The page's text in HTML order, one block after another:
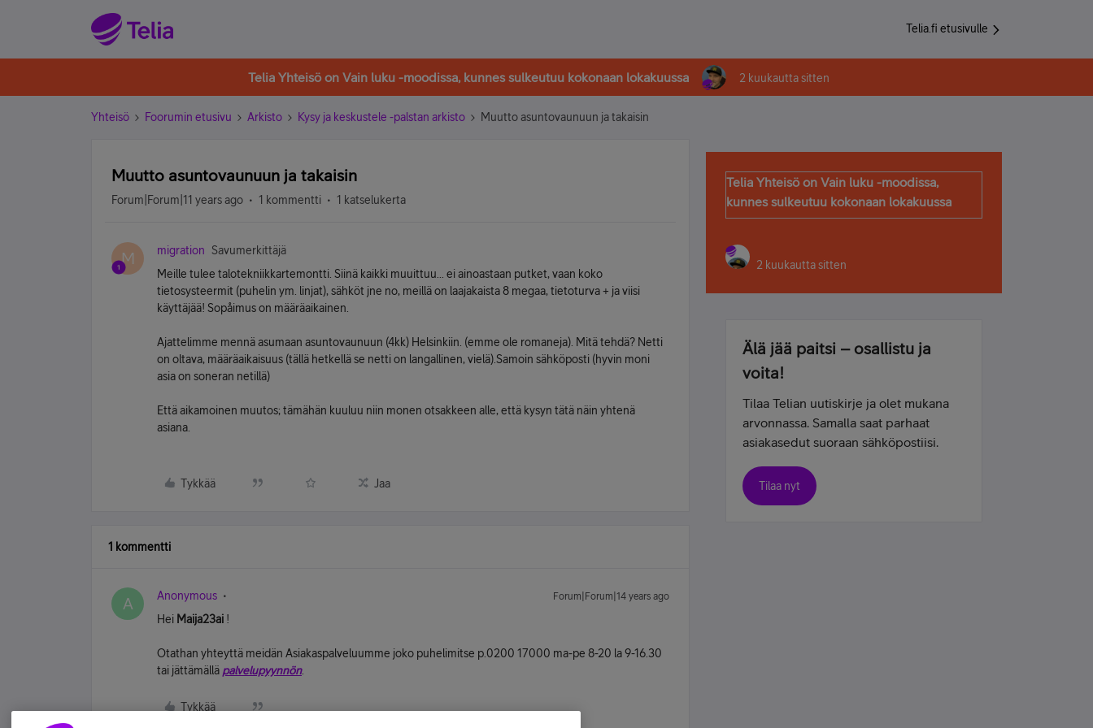
Telia.fi etusivulle
Telia Yhteisö on Vain luku -moodissa, kunnes sulkeutuu kokonaan lokakuussa 2 kuukautta sitten
Yhteisö Foorumin etusivu Arkisto Kysy ja keskustele -palstan arkisto Muutto asuntovaunuun ja takaisin
Muutto asuntovaunuun ja takaisin
Forum|Forum|11 years ago 1 kommentti 1 katselukerta
M migration
Savumerkittäjä
Meille tulee talotekniikkartemontti. Siinä kaikki muuittuu... ei ainoastaan putket, vaan koko
tietosysteermit (puhelin ym. linjat), sähköt jne no, meillä on laajakaista 8 megaa, tietoturva + ja viisi
käyttäjää! Sopåimus on määräaikainen.
Ajattelimme mennä asumaan asuntovaunuun (4kk) Helsinkiin. (emme ole romaneja). Mitä tehdä? Netti
on oltava, määräaikaisuus (tällä hetkellä se netti on langallinen, vielä).Samoin sähköposti (hyvin moni
asia on soneran netillä)
Että aikamoinen muutos; tämähän kuuluu niin monen otsakkeen alle, että kysyn tätä näin yhtenä
asiana.
Tykkää Jaa
1 kommentti
A Anonymous Forum|Forum|14 years ago
Hei Maija23ai !
Otathan yhteyttä meidän Asiakaspalveluumme joko puhelimitse p.0200 17000 ma-pe 8-20 la 9-16.30
tai jättämällä palvelupyynnön.
Tykkää
Telia Yhteisö on Vain luku -moodissa,
kunnes sulkeutuu kokonaan lokakuussa
2 kuukautta sitten
Älä jää paitsi – osallistu ja
voita!
Tilaa Telian uutiskirje ja olet mukana
arvonnassa. Samalla saat parhaat
asiakasedut suoraan sähköpostiisi.
Tilaa nyt